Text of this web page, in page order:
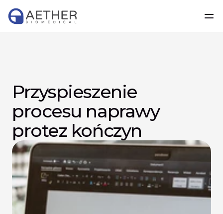
Przyspieszenie
procesu naprawy
protez kończyn